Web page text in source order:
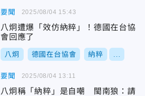
要聞
八炯遭爆「效仿納粹」！德國在台協
會回應了
八炯 德國在台協會 納粹
2025/08/04 15:43
要聞
八炯稱「納粹」是自嘲 閩南狼：請
2025/08/04 13:11